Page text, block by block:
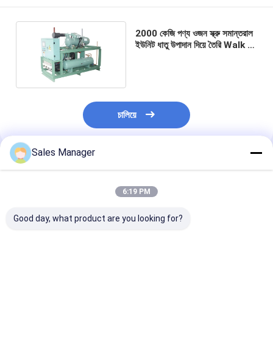
2000 কেজি পণ্য ওজন স্ক্রু সমান্তরাল
ইউনিট ধাতু উপাদান দিয়ে তৈরি Walk In
চালিয়ে
প্রস্তাবিত পণ্য
Sales Manager
6:19 PM
Good day, what product are you looking for?